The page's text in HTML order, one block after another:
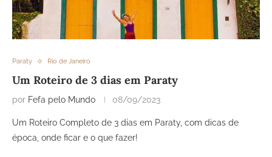
Paraty Rio de Janeiro
Um Roteiro de 3 dias em Paraty
por Fefa pelo Mundo 08/09/2023
Um Roteiro Completo de 3 dias em Paraty, com dicas de
época, onde ficar e o que fazer!